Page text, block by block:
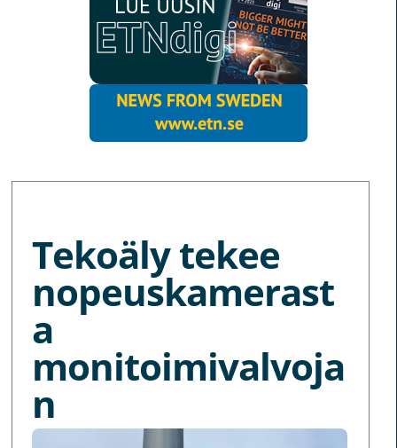
Tekoäly tekee
nopeuskamerast
a
monitoimivalvoja
n